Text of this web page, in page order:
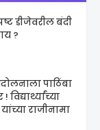
डीजेवरील बंदी
?
पाठिंबा
राजीनामा